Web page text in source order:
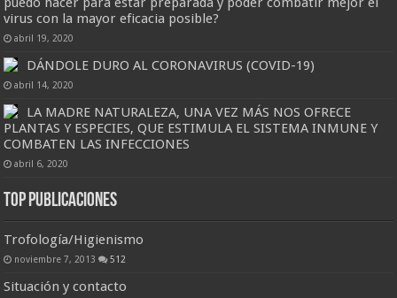
virus con la mayor eficacia posible?
abril 19, 2020
DÁNDOLE DURO AL CORONAVIRUS (COVID-19)
abril 14, 2020
LA MADRE NATURALEZA, UNA VEZ MÁS NOS OFRECE
PLANTAS Y ESPECIES, QUE ESTIMULA EL SISTEMA INMUNE Y
COMBATEN LAS INFECCIONES
abril 6, 2020
Top Publicaciones
Trofología/Higienismo
noviembre 7, 2013 512
Situación y contacto